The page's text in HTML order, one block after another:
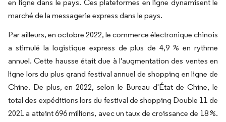
en ligne dans le pays. Ces plateformes en ligne dynamisent le
marché de la messagerie express dans le pays.
Par ailleurs, en octobre 2022, le commerce électronique chinois
a stimulé la logistique express de plus de 4,9 % en rythme
annuel. Cette hausse était due à l'augmentation des ventes en
ligne lors du plus grand festival annuel de shopping en ligne de
Chine. De plus, en 2022, selon le Bureau d'État de Chine, le
total des expéditions lors du festival de shopping Double 11 de
2021 a atteint 696 millions, avec un taux de croissance de 18 %.